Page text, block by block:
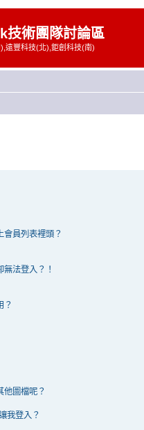
技術團隊討論區
遠豐科技(北),鉅創科技(南)
員列表裡頭？
法登入？！
？
他圖檔呢？
我登入？